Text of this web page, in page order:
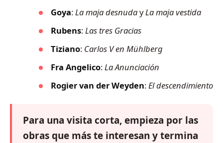
Goya: La maja desnudayLa maja vestida
Rubens: Las tres Gracias
Tiziano: Carlos V en Mühlberg
Fra Angelico: La Anunciación
Rogier van der Weyden: El descendimiento
Para una visita corta, empieza por las
obras que más te interesan y termina